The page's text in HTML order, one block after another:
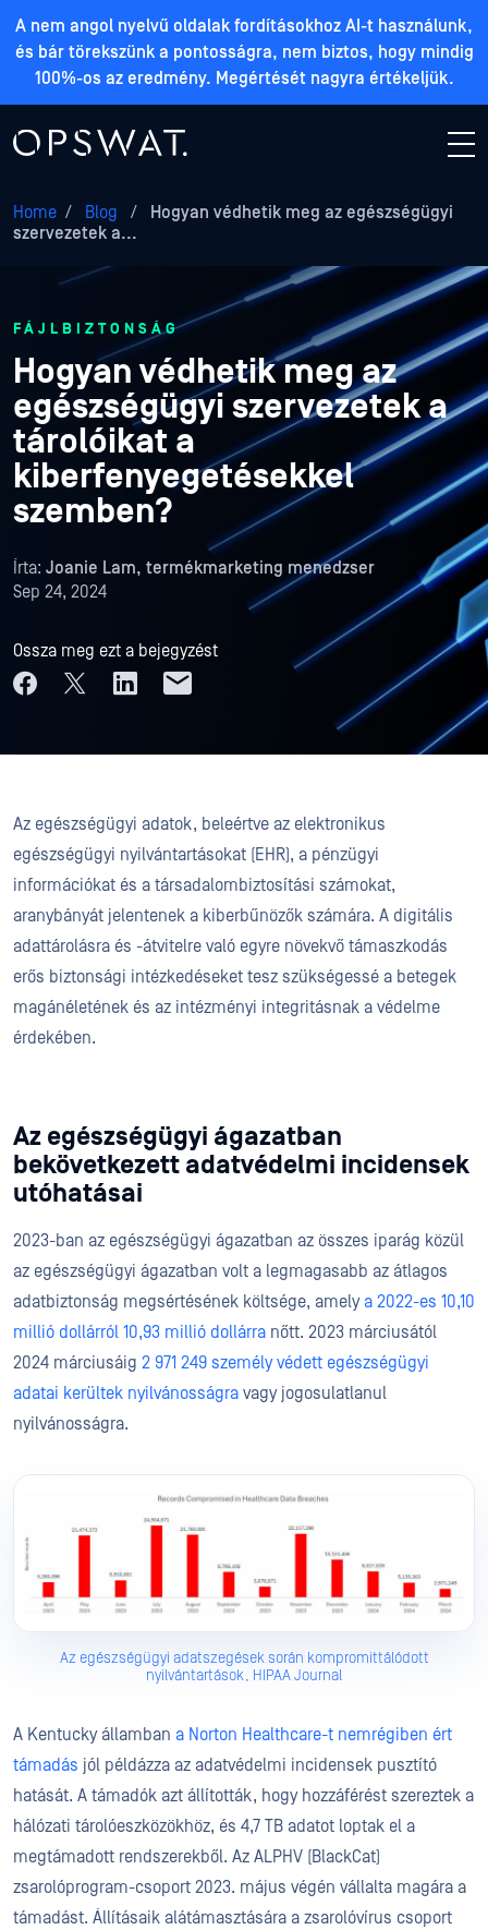
A nem angol nyelvű oldalak fordításokhoz AI-t használunk,
és bár törekszünk a pontosságra, nem biztos, hogy mindig
100%-os az eredmény. Megértését nagyra értékeljük.
Home / Blog /
Hogyan védhetik meg az egészségügyi
szervezetek a...
FÁJLBIZTONSÁG
Hogyan védhetik meg az
egészségügyi szervezetek a
tárolóikat a
kiberfenyegetésekkel
szemben?
Írta: Joanie Lam, termékmarketing menedzser
Sep 24, 2024
Ossza meg ezt a bejegyzést
Az egészségügyi adatok, beleértve az elektronikus
egészségügyi nyilvántartásokat (EHR), a pénzügyi
információkat és a társadalombiztosítási számokat,
aranybányát jelentenek a kiberbűnözők számára. A digitális
adattárolásra és -átvitelre való egyre növekvő támaszkodás
erős biztonsági intézkedéseket tesz szükségessé a betegek
magánéletének és az intézményi integritásnak a védelme
érdekében.
Az egészségügyi ágazatban
bekövetkezett adatvédelmi incidensek
utóhatásai
2023-ban az egészségügyi ágazatban az összes iparág közül
az egészségügyi ágazatban volt a legmagasabb az átlagos
adatbiztonság megsértésének költsége, amely a 2022-es 10,10
millió dollárról 10,93 millió dollárra nőtt. 2023 márciusától
2024 márciusáig 2 971 249 személy védett egészségügyi
adatai kerültek nyilvánosságra vagy jogosulatlanul
nyilvánosságra.
Az egészségügyi adatszegések során kompromittálódott
nyilvántartások, HIPAA Journal
A Kentucky államban a Norton Healthcare-t nemrégiben ért
támadás jól példázza az adatvédelmi incidensek pusztító
hatását. A támadók azt állították, hogy hozzáférést szereztek a
hálózati tárolóeszközökhöz, és 4,7 TB adatot loptak el a
megtámadott rendszerekből. Az ALPHV (BlackCat)
zsarolóprogram-csoport 2023. május végén vállalta magára a
támadást. Állításaik alátámasztására a zsarolóvírus csoport